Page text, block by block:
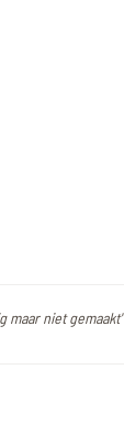
maar niet gemaakt"